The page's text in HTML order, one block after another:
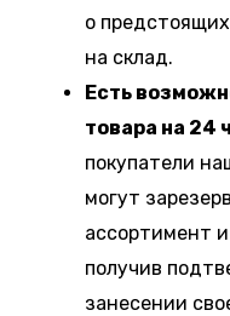
о
на склад.
Есть
товара на 24
покупатели
могут
ассортимент
получив
занесении